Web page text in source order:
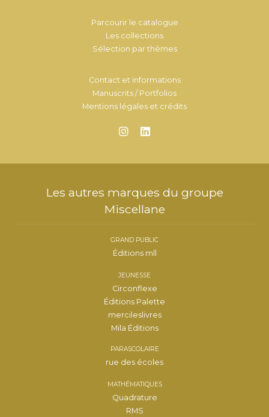
Parcourir le catalogue
Les collections
Sélection par thèmes
Contact et informations
Manuscrits / Portfolios
Mentions légales et crédits
Les autres marques du groupe
Miscellane
GRAND PUBLIC
Éditions mll
JEUNESSE
Circonflexe
Éditions Palette
mercileslivres
Mila Éditions
PARASCOLAIRE
rue des écoles
MATHÉMATIQUES
Quadrature
RMS